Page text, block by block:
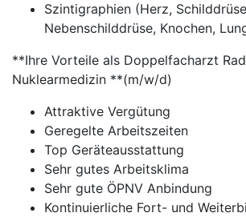
Szintigraphien (Herz,
Nebenschilddrüse, Knochen,
**Ihre Vorteile als Doppelfacharzt
Nuklearmedizin **(m/w/d)
Attraktive Vergütung
Geregelte Arbeitszeiten
Top Geräteausstattung
Sehr gutes Arbeitsklima
Sehr gute ÖPNV Anbindung
Kontinuierliche Fort- und